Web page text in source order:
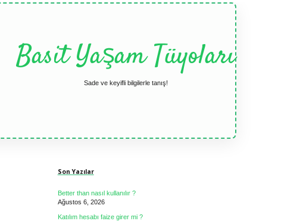
Basit Yaşam Tüyoları
Sade ve keyifli bilgilerle tanış!
Son Yazılar
Better than nasıl kullanılır ?
Ağustos 6, 2026
Katılım hesabı faize girer mi ?